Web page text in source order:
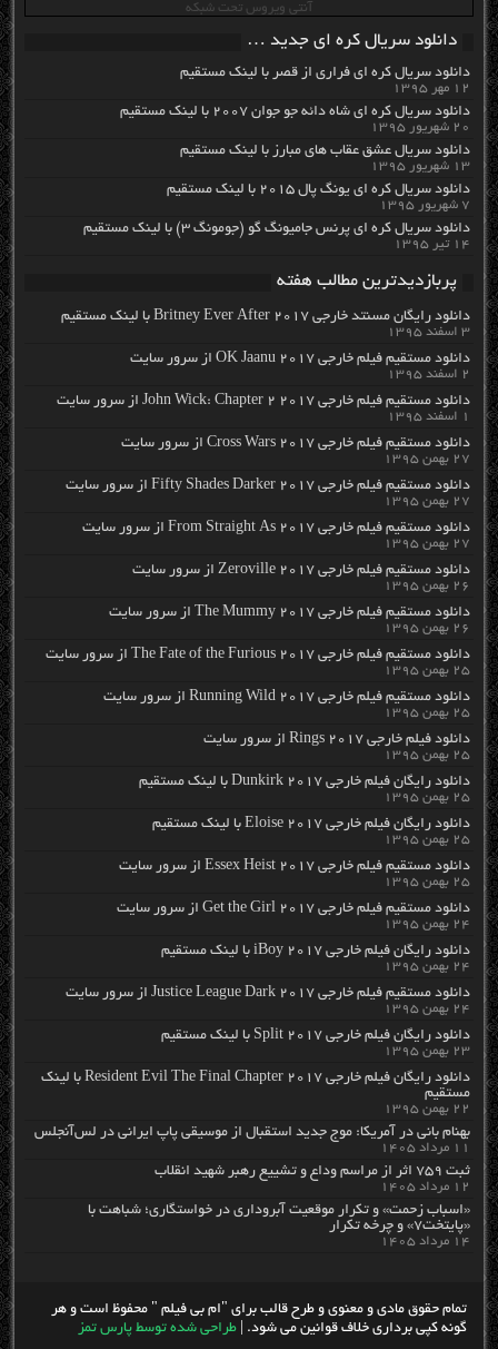
آنتی ویروس تحت شبکه
دانلود سریال کره ای جدید …
دانلود سریال کره ای فراری از قصر با لینک مستقیم
۱۲ مهر ۱۳۹۵
دانلود سریال کره ای شاه دائه جو جوان ۲۰۰۷ با لینک مستقیم
۲۰ شهریور ۱۳۹۵
دانلود سریال عشق عقاب های مبارز با لینک مستقیم
۱۳ شهریور ۱۳۹۵
دانلود سریال کره ای یونگ پال ۲۰۱۵ با لینک مستقیم
۷ شهریور ۱۳۹۵
دانلود سریال کره ای پرنس جامیونگ گو (جومونگ ۳) با لینک مستقیم
۱۴ تیر ۱۳۹۵
پربازدیدترین مطالب هفته
دانلود رایگان مسنتد خارجی Britney Ever After 2017 با لینک مستقیم
۳ اسفند ۱۳۹۵
دانلود مستقیم فیلم خارجی OK Jaanu 2017 از سرور سایت
۲ اسفند ۱۳۹۵
دانلود مستقیم فیلم خارجی John Wick: Chapter 2 2017 از سرور سایت
۱ اسفند ۱۳۹۵
دانلود مستقیم فیلم خارجی Cross Wars 2017 از سرور سایت
۲۷ بهمن ۱۳۹۵
دانلود مستقیم فیلم خارجی Fifty Shades Darker 2017 از سرور سایت
۲۷ بهمن ۱۳۹۵
دانلود مستقیم فیلم خارجی From Straight As 2017 از سرور سایت
۲۷ بهمن ۱۳۹۵
دانلود مستقیم فیلم خارجی Zeroville 2017 از سرور سایت
۲۶ بهمن ۱۳۹۵
دانلود مستقیم فیلم خارجی The Mummy 2017 از سرور سایت
۲۶ بهمن ۱۳۹۵
دانلود مستقیم فیلم خارجی The Fate of the Furious 2017 از سرور سایت
۲۵ بهمن ۱۳۹۵
دانلود مستقیم فیلم خارجی Running Wild 2017 از سرور سایت
۲۵ بهمن ۱۳۹۵
دانلود فیلم خارجی Rings 2017 از سرور سایت
۲۵ بهمن ۱۳۹۵
دانلود رایگان فیلم خارجی Dunkirk 2017 با لینک مستقیم
۲۵ بهمن ۱۳۹۵
دانلود رایگان فیلم خارجی Eloise 2017 با لینک مستقیم
۲۵ بهمن ۱۳۹۵
دانلود مستقیم فیلم خارجی Essex Heist 2017 از سرور سایت
۲۵ بهمن ۱۳۹۵
دانلود مستقیم فیلم خارجی Get the Girl 2017 از سرور سایت
۲۴ بهمن ۱۳۹۵
دانلود رایگان فیلم خارجی iBoy 2017 با لینک مستقیم
۲۴ بهمن ۱۳۹۵
دانلود مستقیم فیلم خارجی Justice League Dark 2017 از سرور سایت
۲۴ بهمن ۱۳۹۵
دانلود رایگان فیلم خارجی Split 2017 با لینک مستقیم
۲۳ بهمن ۱۳۹۵
دانلود رایگان فیلم خارجی Resident Evil The Final Chapter 2017 با لینک
مستقیم
۲۲ بهمن ۱۳۹۵
بهنام بانی در آمریکا: موج جدید استقبال از موسیقی پاپ ایرانی در لس‌آنجلس
۱۱ مرداد ۱۴۰۵
ثبت ۷۵۹ اثر از مراسم وداع و تشییع رهبر شهید انقلاب
۱۲ مرداد ۱۴۰۵
«اسباب زحمت» و تکرار موقعیت آبروداری در خواستگاری؛ شباهت با
«پایتخت۷» و چرخه تکرار
۱۴ مرداد ۱۴۰۵
تمام حقوق مادی و معنوی و طرح قالب برای "ام بی فیلم " محفوظ است و هر
گونه کپی برداری خلاف قوانین می شود. |طراحی شده توسط پارس تمز